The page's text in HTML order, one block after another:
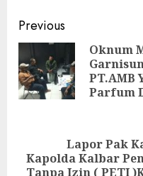
Continue
Reading
Previous
Oknum
PT.AMB
Parfum
Next
Lapor Pak
Kapolda Kalbar
Tanpa Izin ( PETI